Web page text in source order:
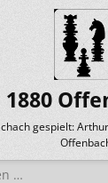
1880
gespielt: